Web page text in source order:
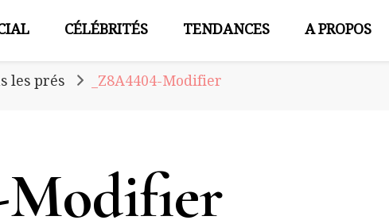
CÉLÉBRITÉS TENDANCES A PROPOS
les prés _Z8A4404-Modifier
Modifier